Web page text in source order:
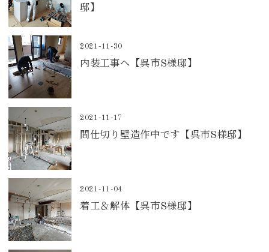
邸】
2021-11-30
内装工事へ【呉市S様邸】
2021-11-17
間仕切り壁造作中です【呉市S様邸】
2021-11-04
着工＆解体【呉市S様邸】